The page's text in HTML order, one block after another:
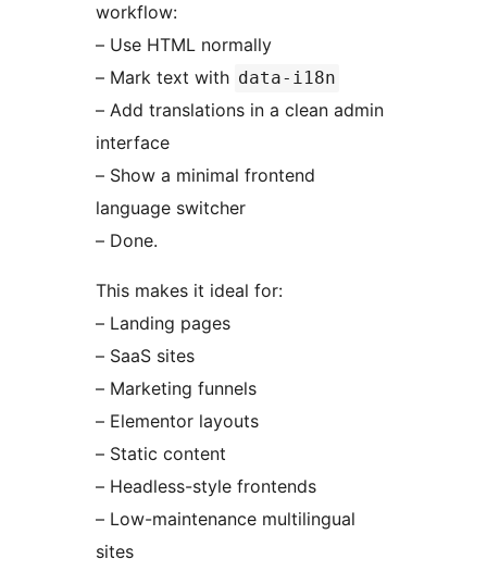
workflow:
– Use HTML normally
– Mark text with data-i18n
– Add translations in a clean admin
interface
– Show a minimal frontend
language switcher
– Done.
This makes it ideal for:
– Landing pages
– SaaS sites
– Marketing funnels
– Elementor layouts
– Static content
– Headless-style frontends
– Low-maintenance multilingual
sites